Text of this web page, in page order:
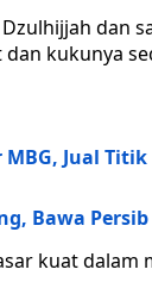
dan
kukunya
Jual
Bawa Persib
kuat dalam